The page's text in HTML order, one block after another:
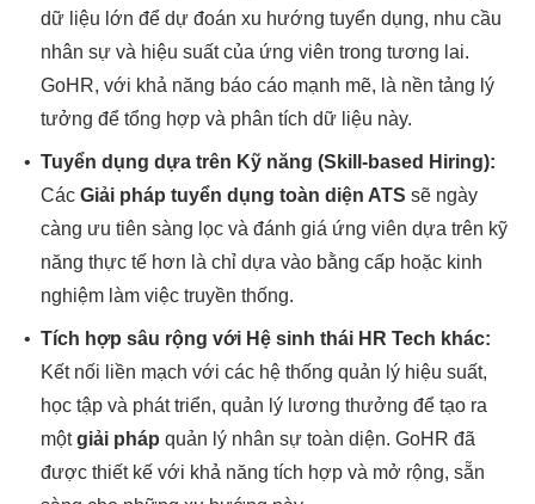
dữ liệu lớn để dự đoán xu hướng tuyển dụng, nhu cầu
nhân sự và hiệu suất của ứng viên trong tương lai.
GoHR, với khả năng báo cáo mạnh mẽ, là nền tảng lý
tưởng để tổng hợp và phân tích dữ liệu này.
• Tuyển dụng dựa trên Kỹ năng (Skill-based Hiring):
Các Giải pháp tuyển dụng toàn diện ATS sẽ ngày
càng ưu tiên sàng lọc và đánh giá ứng viên dựa trên kỹ
năng thực tế hơn là chỉ dựa vào bằng cấp hoặc kinh
nghiệm làm việc truyền thống.
• Tích hợp sâu rộng với Hệ sinh thái HR Tech khác:
Kết nối liền mạch với các hệ thống quản lý hiệu suất,
học tập và phát triển, quản lý lương thưởng để tạo ra
mộtgiải pháp quản lý nhân sự toàn diện. GoHR đã
được thiết kế với khả năng tích hợp và mở rộng, sẵn